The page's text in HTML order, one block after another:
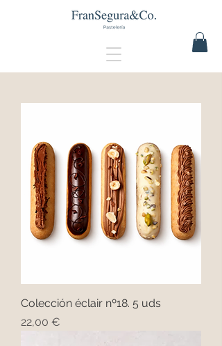
Colección éclair nº18. 5 uds
Precio
22,00 €